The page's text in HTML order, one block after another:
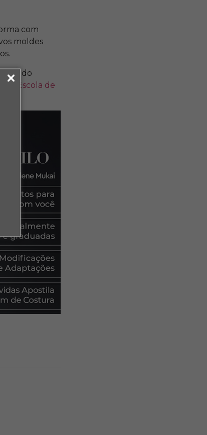
com
moldes
do
a
Escola de